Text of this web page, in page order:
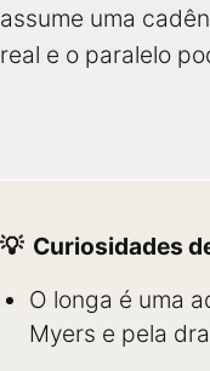
assume uma
real e o paralelo
Curiosidades
O longa é uma
Myers e pela